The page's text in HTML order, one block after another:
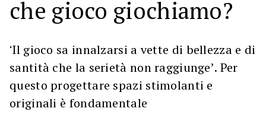
che gioco giochiamo?
ʻIl gioco sa innalzarsi a vette di bellezza e di
santità che la serietà non raggiungeʼ. Per
questo progettare spazi stimolanti e
originali è fondamentale